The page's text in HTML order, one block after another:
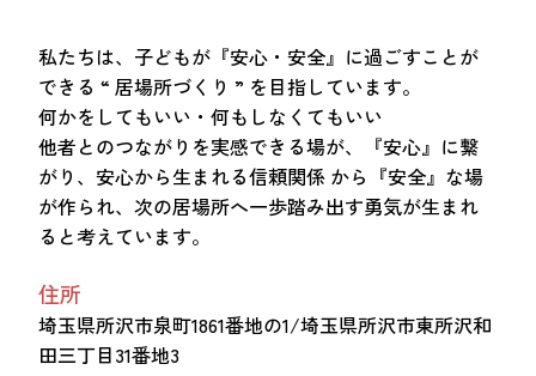
新着情報 音声読み上げ
会員登録
お問い合わせ
私たちは、子どもが『安心・安全』に過ごすことが
できる “ 居場所づくり ” を目指しています。
何かをしてもいい・何もしなくてもいい
他者とのつながりを実感できる場が、『安心』に繋
がり、安心から生まれる信頼関係 から『安全』な場
が作られ、次の居場所へ一歩踏み出す勇気が生まれ
ると考えています。
住所
埼玉県所沢市泉町1861番地の1/埼玉県所沢市東所沢和
田三丁目31番地3